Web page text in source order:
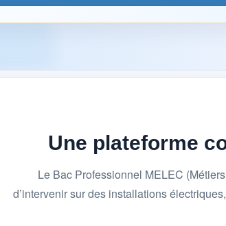
Une plateforme
Le Bac Professionnel MELEC
d’intervenir sur des installations